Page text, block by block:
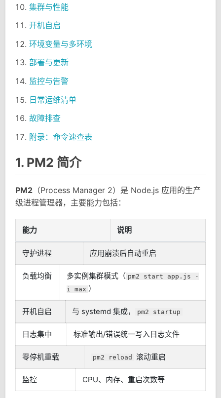
集群与性能
开机自启
环境变量与多环境
部署与更新
监控与告警
日常运维清单
故障排查
附录：命令速查表
1. PM2 简介
PM2 （Process Manager 2）是 Node.js 应用的生产
级进程管理器，主要能力包括：
能力 说明
守护进程 应用崩溃后自动重启
负载均衡 多实例集群模式（ pm2 start app.js -
i max ）
开机自启 与 systemd 集成， pm2 startup
日志集中 标准输出/错误统一写入日志文件
零停机重载 pm2 reload 滚动重启
监控 CPU、内存、重启次数等